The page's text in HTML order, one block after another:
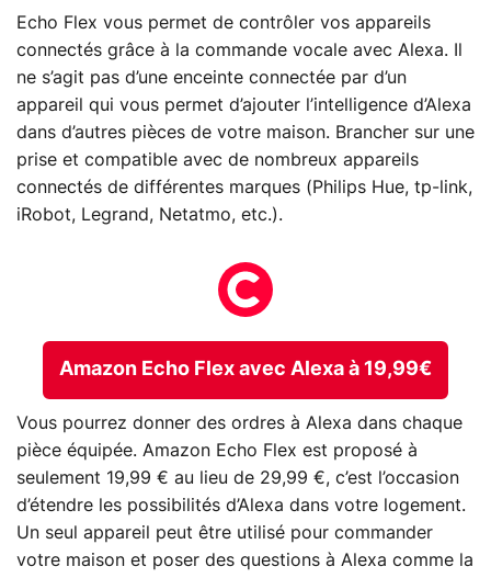
Echo Flex vous permet de contrôler vos appareils
connectés grâce à la commande vocale avec Alexa. Il
ne s’agit pas d’une enceinte connectée par d’un
appareil qui vous permet d’ajouter l’intelligence d’Alexa
dans d’autres pièces de votre maison. Brancher sur une
prise et compatible avec de nombreux appareils
connectés de différentes marques (Philips Hue, tp-link,
iRobot, Legrand, Netatmo, etc.).
Amazon Echo Flex avec Alexa à 19,99€
Vous pourrez donner des ordres à Alexa dans chaque
pièce équipée. Amazon Echo Flex est proposé à
seulement 19,99 € au lieu de 29,99 €, c’est l’occasion
d’étendre les possibilités d’Alexa dans votre logement.
Un seul appareil peut être utilisé pour commander
votre maison et poser des questions à Alexa comme la